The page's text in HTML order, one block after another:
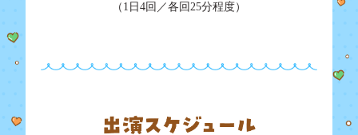
（1日4回／各回25分程度）